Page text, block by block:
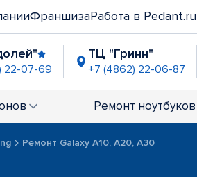
ФраншизаРабота в Pedant.ru
22-07-69
ТЦ "Гринн"
+7 (4862) 22-06-87
22-21-59 Ремонт ноутбуков
Ремонт Galaxy A10, A20, A30